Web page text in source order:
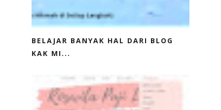
BELAJAR BANYAK HAL DARI BLOG
KAK MI...